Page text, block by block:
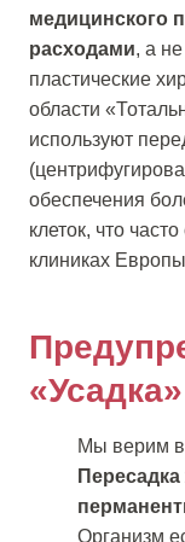
медицинского
расходами, а
пластические
области
используют
обеспечения
клеток, что
клиниках
Мы верим
Организм